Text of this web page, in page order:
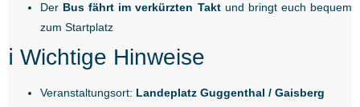
Der Bus fährt im verkürzten Taktund bringt euch bequem
zum Startplatz
ℹ️ Wichtige Hinweise
Veranstaltungsort: Landeplatz Guggenthal / Gaisberg